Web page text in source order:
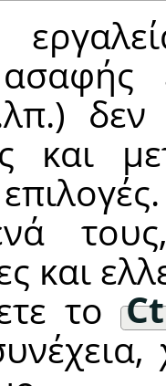
και
και
το